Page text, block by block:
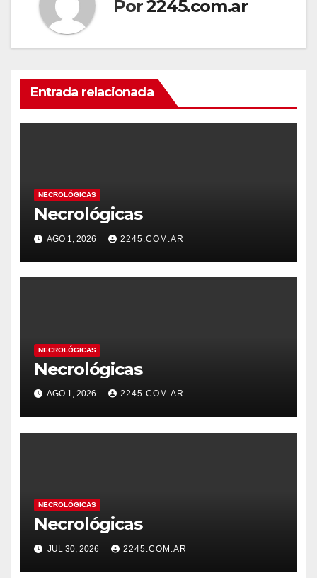
Por2245.com.ar
Entrada relacionada
NECROLÓGICAS
Necrológicas
AGO 1, 2026 2245.COM.AR
NECROLÓGICAS
Necrológicas
AGO 1, 2026 2245.COM.AR
NECROLÓGICAS
Necrológicas
JUL 30, 2026 2245.COM.AR